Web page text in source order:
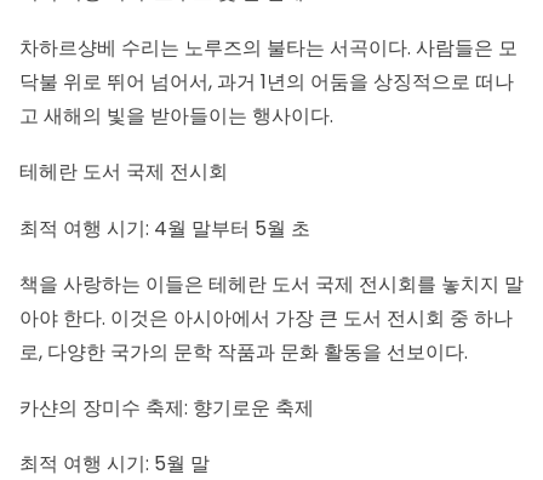
차하르샹베 수리는 노루즈의 불타는 서곡이다. 사람들은 모
닥불 위로 뛰어 넘어서, 과거 1년의 어둠을 상징적으로 떠나
고 새해의 빛을 받아들이는 행사이다.
테헤란 도서 국제 전시회
최적 여행 시기: 4월 말부터 5월 초
책을 사랑하는 이들은 테헤란 도서 국제 전시회를 놓치지 말
아야 한다. 이것은 아시아에서 가장 큰 도서 전시회 중 하나
로, 다양한 국가의 문학 작품과 문화 활동을 선보이다.
카샨의 장미수 축제: 향기로운 축제
최적 여행 시기: 5월 말